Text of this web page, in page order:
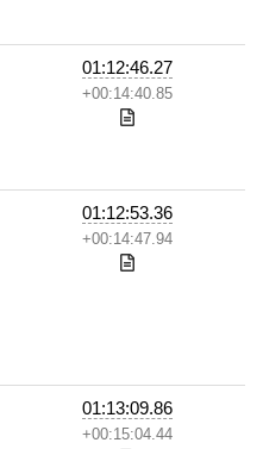
01:12:46.27
+00:14:40.85
01:12:53.36
+00:14:47.94
01:13:09.86
+00:15:04.44